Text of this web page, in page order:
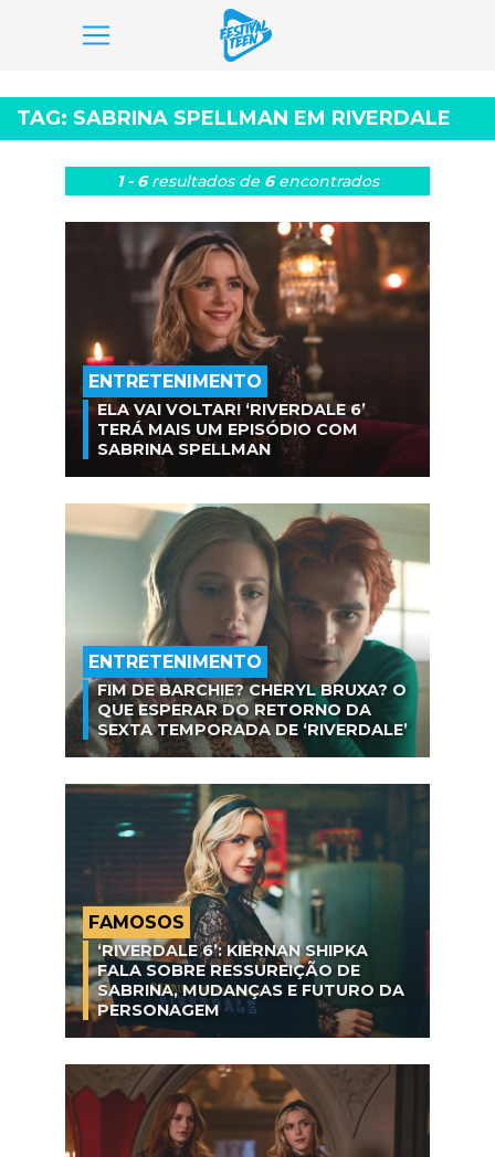
para
o
conteúdo
TAG: SABRINA SPELLMAN EM RIVERDALE
1 - 6resultados de 6encontrados
ENTRETENIMENTO
ELA VAI VOLTAR! ‘RIVERDALE 6’
TERÁ MAIS UM EPISÓDIO COM
SABRINA SPELLMAN
ENTRETENIMENTO
FIM DE BARCHIE? CHERYL BRUXA? O
QUE ESPERAR DO RETORNO DA
SEXTA TEMPORADA DE ‘RIVERDALE’
FAMOSOS
‘RIVERDALE 6’: KIERNAN SHIPKA
FALA SOBRE RESSUREIÇÃO DE
SABRINA, MUDANÇAS E FUTURO DA
PERSONAGEM